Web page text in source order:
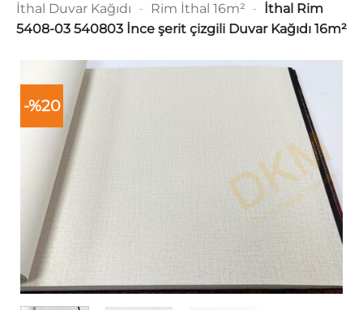
İthal Duvar Kağıdı - Rim İthal 16m² -
İthal Rim
5408-03 540803 İnce şerit çizgili Duvar Kağıdı 16m²
-%20